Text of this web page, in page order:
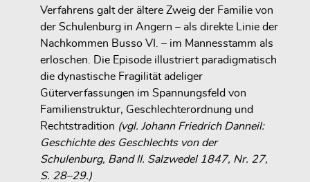
Verfahrens galt der ältere Zweig der Familie von
der Schulenburg in Angern – als direkte Linie der
Nachkommen Busso VI. – im Mannesstamm als
erloschen. Die Episode illustriert paradigmatisch
die dynastische Fragilität adeliger
Güterverfassungen im Spannungsfeld von
Familienstruktur, Geschlechterordnung und
Rechtstradition (vgl. Johann Friedrich Danneil:
Geschichte des Geschlechts von der
Schulenburg, Band II. Salzwedel 1847, Nr. 27,
S. 28–29.)